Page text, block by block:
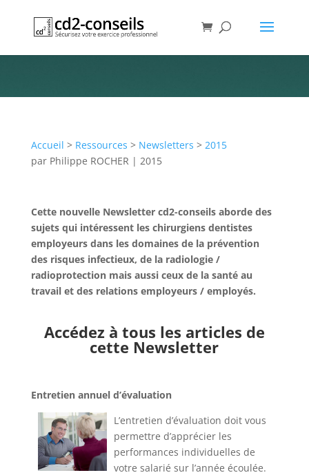
Newsletter 72 (Décembre 2015)
Accueil > Ressources > Newsletters > 2015
par Philippe ROCHER | 2015
Cette nouvelle Newsletter cd2-conseils aborde des
sujets qui intéressent les chirurgiens dentistes
employeurs dans les domaines de la prévention
des risques infectieux, de la radiologie /
radioprotection mais aussi ceux de la santé au
travail et des relations employeurs / employés.
Accédez à tous les articles de
cette Newsletter​
Entretien annuel d’évaluation​
L’entretien d’évaluation doit vous
permettre d’apprécier les
performances individuelles de
votre salarié sur l’année écoulée​.​